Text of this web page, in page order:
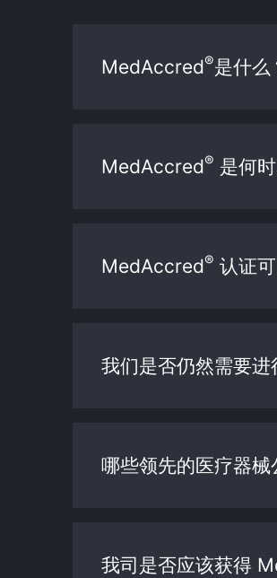
MedAccred®是什么
MedAccred® 是何
MedAccred® 认证
我们是否仍然需要
哪些领先的医疗器
我司是否应该获得